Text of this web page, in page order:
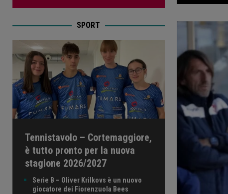
SPORT
Tennistavolo – Cortemaggiore,
è tutto pronto per la nuova
stagione 2026/2027
Serie B – Oliver Krilkovs è un nuovo
giocatore dei Fiorenzuola Bees